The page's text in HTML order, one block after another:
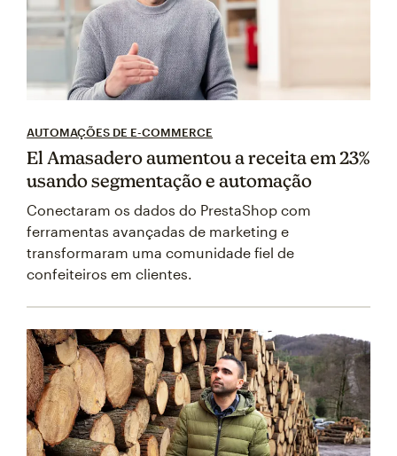
AUTOMAÇÕES DE E-COMMERCE
El Amasadero aumentou a receita em 23%
usando segmentação e automação
Conectaram os dados do PrestaShop com
ferramentas avançadas de marketing e
transformaram uma comunidade fiel de
confeiteiros em clientes.